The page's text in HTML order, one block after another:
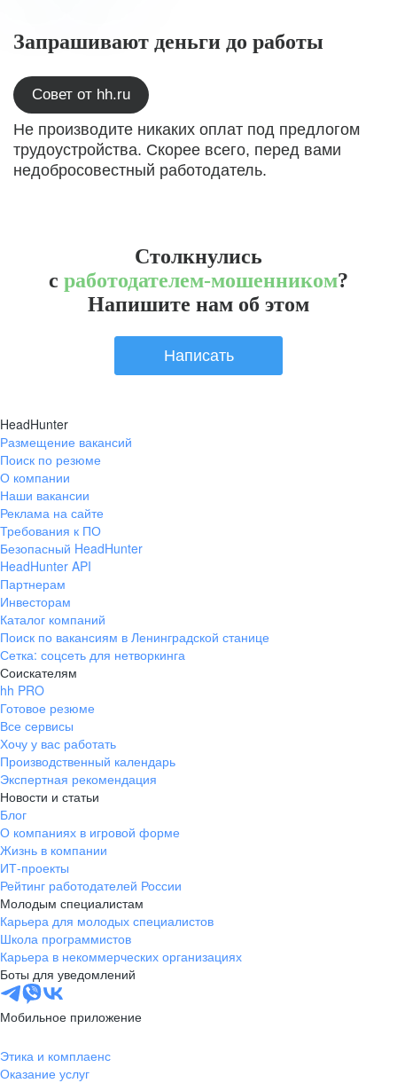
Запрашивают деньги до работы
Совет от hh.ru
Не производите никаких оплат под предлогом
трудоустройства. Скорее всего, перед вами
недобросовестный работодатель.
Столкнулись
с работодателем-мошенником?
Напишите нам об этом
Написать
HeadHunter
Размещение вакансий
Поиск по резюме
О компании
Наши вакансии
Реклама на сайте
Требования к ПО
Безопасный HeadHunter
HeadHunter API
Партнерам
Инвесторам
Каталог компаний
Поиск по вакансиям в Ленинградской станице
Сетка: соцсеть для нетворкинга
Соискателям
hh PRO
Готовое резюме
Все сервисы
Хочу у вас работать
Производственный календарь
Экспертная рекомендация
Новости и статьи
Блог
О компаниях в игровой форме
Жизнь в компании
ИТ-проекты
Рейтинг работодателей России
Молодым специалистам
Карьера для молодых специалистов
Школа программистов
Карьера в некоммерческих организациях
Боты для уведомлений
Мобильное приложение
Этика и комплаенс
Оказание услуг